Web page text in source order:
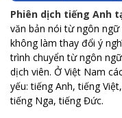
Phiên dịch tiếng Anh
văn bản nói từ ngôn
không làm thay đổi ý
trình chuyển từ ngôn
dịch viên. Ở Việt Nam
yếu: tiếng Anh, tiếng
tiếng Nga, tiếng Đức.